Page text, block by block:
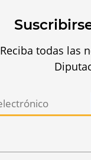
Reciba todas las